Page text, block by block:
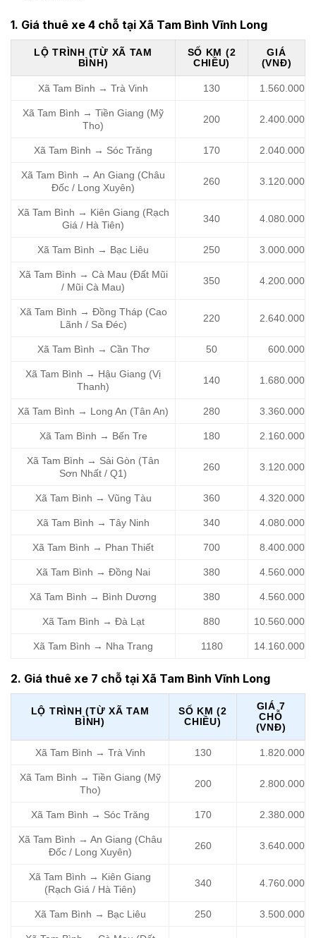
1. Giá thuê xe 4 chỗ tại Xã Tam Bình Vĩnh Long
LỘ TRÌNH (TỪ XÃ TAM
BÌNH)
SỐ KM (2
CHIỀU)
GIÁ
(VNĐ)
Xã Tam Bình → Trà Vinh 130 1.560.000
Xã Tam Bình → Tiền Giang (Mỹ
Tho)
200 2.400.000
Xã Tam Bình → Sóc Trăng 170 2.040.000
Xã Tam Bình → An Giang (Châu
Đốc / Long Xuyên)
260 3.120.000
Xã Tam Bình → Kiên Giang (Rạch
Giá / Hà Tiên)
340 4.080.000
Xã Tam Bình → Bạc Liêu 250 3.000.000
Xã Tam Bình → Cà Mau (Đất Mũi
/ Mũi Cà Mau)
350 4.200.000
Xã Tam Bình → Đồng Tháp (Cao
Lãnh / Sa Đéc)
220 2.640.000
Xã Tam Bình → Cần Thơ 50 600.000
Xã Tam Bình → Hậu Giang (Vị
Thanh)
140 1.680.000
Xã Tam Bình → Long An (Tân An) 280 3.360.000
Xã Tam Bình → Bến Tre 180 2.160.000
Xã Tam Bình → Sài Gòn (Tân
Sơn Nhất / Q1)
260 3.120.000
Xã Tam Bình → Vũng Tàu 360 4.320.000
Xã Tam Bình → Tây Ninh 340 4.080.000
Xã Tam Bình → Phan Thiết 700 8.400.000
Xã Tam Bình → Đồng Nai 380 4.560.000
Xã Tam Bình → Bình Dương 380 4.560.000
Xã Tam Bình → Đà Lạt 880 10.560.000
Xã Tam Bình → Nha Trang 1180 14.160.000
2. Giá thuê xe 7 chỗ tại Xã Tam Bình Vĩnh Long
LỘ TRÌNH (TỪ XÃ TAM
BÌNH)
SỐ KM (2
CHIỀU)
GIÁ 7
CHỖ
(VNĐ)
Xã Tam Bình → Trà Vinh 130 1.820.000
Xã Tam Bình → Tiền Giang (Mỹ
Tho)
200 2.800.000
Xã Tam Bình → Sóc Trăng 170 2.380.000
Xã Tam Bình → An Giang (Châu
Đốc / Long Xuyên)
260 3.640.000
Xã Tam Bình → Kiên Giang
(Rạch Giá / Hà Tiên)
340 4.760.000
Xã Tam Bình → Bạc Liêu 250 3.500.000